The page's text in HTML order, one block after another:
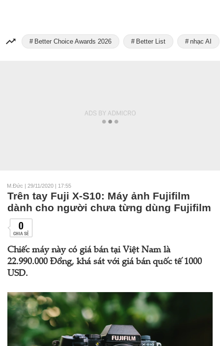
Better Choice Awards 2026 Better List nhạc AI
M.Đức | 29/11/2020 | 17:55
Trên tay Fuji X-S10: Máy ảnh Fujifilm
dành cho người chưa từng dùng Fujifilm
0
CHIA SẺ
Chiếc máy này có giá bán tại Việt Nam là
22.990.000 Đồng, khá sát với giá bán quốc tế 1000
USD.